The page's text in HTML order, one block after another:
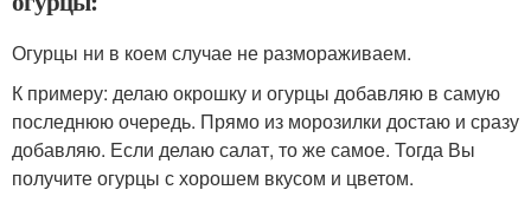
Огурцы ни в коем случае не размораживаем.
К примеру: делаю окрошку и огурцы добавляю в самую
последнюю очередь. Прямо из морозилки достаю и сразу
добавляю. Если делаю салат, то же самое. Тогда Вы
получите огурцы с хорошем вкусом и цветом.